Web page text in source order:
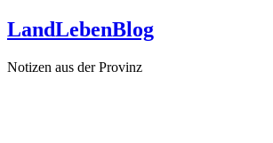
Zum
Inhalt
LandLebenBlog
Notizen aus der Provinz